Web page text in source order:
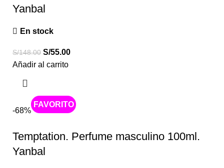
Yanbal
En stock
S/148.00 S/55.00
Añadir al carrito
-68%
Caliente
Temptation. Perfume masculino 100ml.
Yanbal